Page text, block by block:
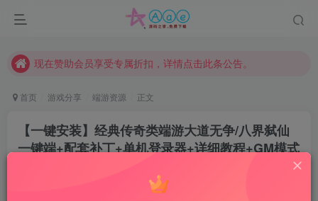
本站资源大多存储在云盘，如发现链接失效，请联系我们我们会第一时间更新。
现在赞助会员享受专属折扣，详情点击此条公告。
首页 游戏分享 端游资源 正文
【一键安装】经典传奇类端游大道无争/八界弑仙
一键端+配套补丁+单机登录器+详细教程+GM模式